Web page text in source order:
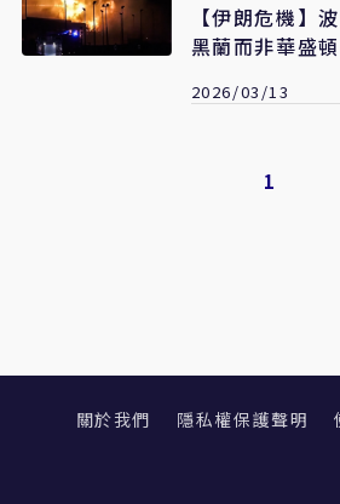
【伊朗危機】
黑蘭而非華盛
2026/03/13
1
關於我們 隱私權保護聲明